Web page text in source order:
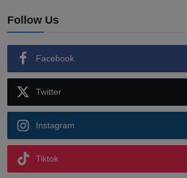
Follow Us
Facebook
Twitter
Instagram
Tiktok